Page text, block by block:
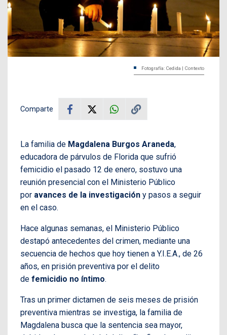
Fotografía: Cedida | Contexto
Comparte
La familia de Magdalena Burgos Araneda,
educadora de párvulos de Florida que sufrió
femicidio el pasado 12 de enero, sostuvo una
reunión presencial con el Ministerio Público
por avances de la investigación y pasos a seguir
en el caso.
Hace algunas semanas, el Ministerio Público
destapó antecedentes del crimen, mediante una
secuencia de hechos que hoy tienen a Y.I.E.A., de 26
años, en prisión preventiva por el delito
de femicidio no íntimo.
Tras un primer dictamen de seis meses de prisión
preventiva mientras se investiga, la familia de
Magdalena busca que la sentencia sea mayor,